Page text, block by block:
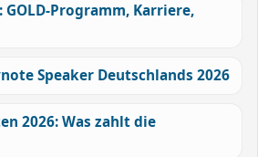
GOLD-Programm, Karriere,
Speaker Deutschlands 2026
2026: Was zahlt die